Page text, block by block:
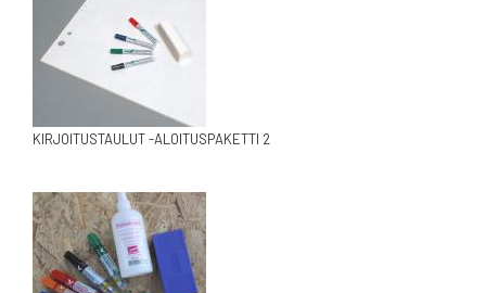
KIRJOITUSTAULUT -ALOITUSPAKETTI 2